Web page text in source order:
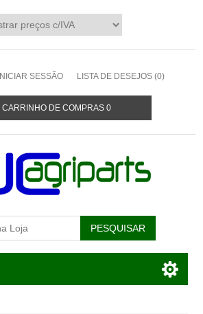
INICIAR SESSÃO LISTA DE DESEJOS (0)
CARRINHO DE COMPRAS 0